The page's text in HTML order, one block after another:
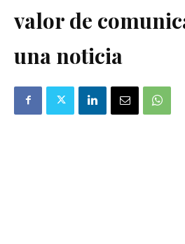
valor de
una noticia